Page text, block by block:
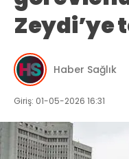
Zeydi’ye
Haber Sağlık
Giriş: 01-05-2026 16:31